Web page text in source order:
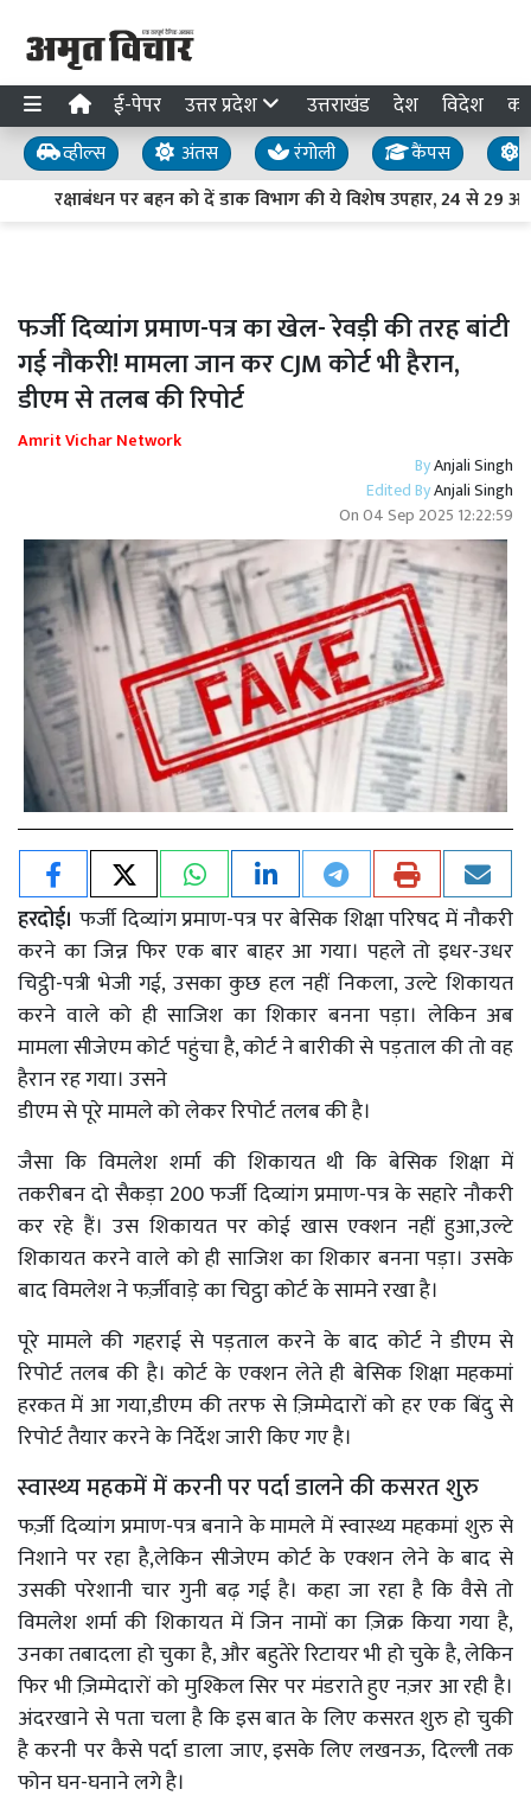
ई-पेपर उत्तर प्रदेश उत्तराखंड देश विदेश
व्हील्स अंतस रंगोली कैंपस
रक्षाबंधन पर बहन को दें डाक विभाग की ये विशेष उपहार, 24 से 29
फर्जी दिव्यांग प्रमाण-पत्र का खेल- रेवड़ी की तरह बांटी
गई नौकरी! मामला जान कर CJM कोर्ट भी हैरान,
डीएम से तलब की रिपोर्ट
Amrit Vichar Network
ByAnjali Singh
Edited ByAnjali Singh
On04 Sep 2025 12:22:59
हरदोई। फर्जी दिव्यांग प्रमाण-पत्र पर बेसिक शिक्षा परिषद में नौकरी
करने का जिन्न फिर एक बार बाहर आ गया। पहले तो इधर-उधर
चिट्ठी-पत्री भेजी गई, उसका कुछ हल नहीं निकला, उल्टे शिकायत
करने वाले को ही साजिश का शिकार बनना पड़ा। लेकिन अब
मामला सीजेएम कोर्ट पहुंचा है, कोर्ट ने बारीकी से पड़ताल की तो वह
हैरान रह गया। उसने
डीएम से पूरे मामले को लेकर रिपोर्ट तलब की है।
जैसा कि विमलेश शर्मा की शिकायत थी कि बेसिक शिक्षा में
तकरीबन दो सैकड़ा 200 फर्जी दिव्यांग प्रमाण-पत्र के सहारे नौकरी
कर रहे हैं। उस शिकायत पर कोई खास एक्शन नहीं हुआ,उल्टे
शिकायत करने वाले को ही साजिश का शिकार बनना पड़ा। उसके
बाद विमलेश ने फर्ज़ीवाड़े का चिट्ठा कोर्ट के सामने रखा है।
पूरे मामले की गहराई से पड़ताल करने के बाद कोर्ट ने डीएम से
रिपोर्ट तलब की है। कोर्ट के एक्शन लेते ही बेसिक शिक्षा महकमां
हरकत में आ गया,डीएम की तरफ से ज़िम्मेदारों को हर एक बिंदु से
रिपोर्ट तैयार करने के निर्देश जारी किए गए है।
स्वास्थ्य महकमें में करनी पर पर्दा डालने की कसरत शुरु
फर्ज़ी दिव्यांग प्रमाण-पत्र बनाने के मामले में स्वास्थ्य महकमां शुरु से
निशाने पर रहा है,लेकिन सीजेएम कोर्ट के एक्शन लेने के बाद से
उसकी परेशानी चार गुनी बढ़ गई है। कहा जा रहा है कि वैसे तो
विमलेश शर्मा की शिकायत में जिन नामों का ज़िक्र किया गया है,
उनका तबादला हो चुका है, और बहुतेरे रिटायर भी हो चुके है, लेकिन
फिर भी ज़िम्मेदारों को मुश्किल सिर पर मंडराते हुए नज़र आ रही है।
अंदरखाने से पता चला है कि इस बात के लिए कसरत शुरु हो चुकी
है करनी पर कैसे पर्दा डाला जाए, इसके लिए लखनऊ, दिल्ली तक
फोन घन-घनाने लगे है।